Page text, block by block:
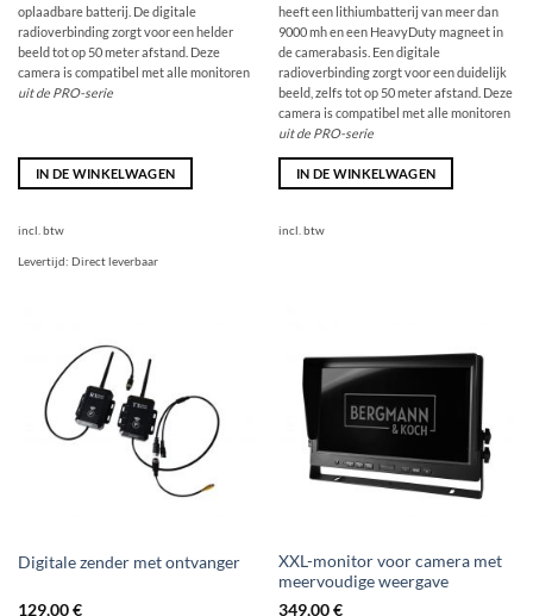
oplaadbare batterij. De digitale
radioverbinding zorgt voor een helder
beeld tot op 50 meter afstand. Deze
camera is compatibel met alle monitoren
uit de PRO-serie
IN DE WINKELWAGEN
incl. btw
Levertijd: Direct leverbaar
heeft een lithiumbatterij van meer dan
9000 mh en een HeavyDuty magneet in
de camerabasis. Een digitale
radioverbinding zorgt voor een duidelijk
beeld, zelfs tot op 50 meter afstand. Deze
camera is compatibel met alle monitoren
uit de PRO-serie
IN DE WINKELWAGEN
incl. btw
Digitale zender met ontvanger
129,00€
XXL-monitor voor camera met
meervoudige weergave
349,00€